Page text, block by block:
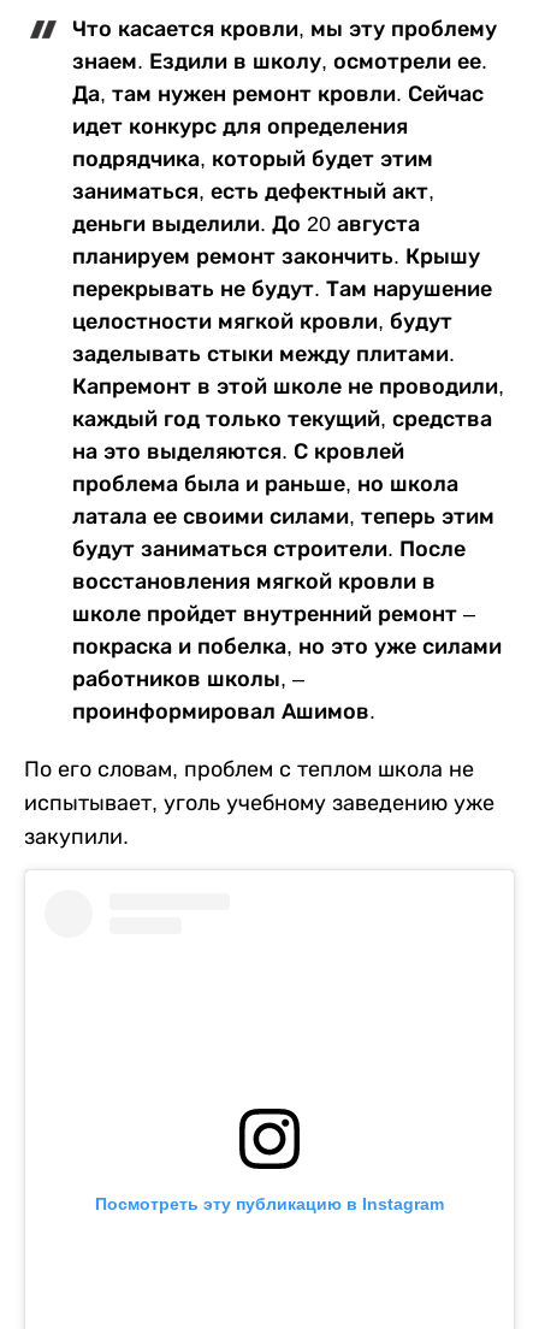
Что касается кровли, мы эту проблему
знаем. Ездили в школу, осмотрели ее.
Да, там нужен ремонт кровли. Сейчас
идет конкурс для определения
подрядчика, который будет этим
заниматься, есть дефектный акт,
деньги выделили. До 20 августа
планируем ремонт закончить. Крышу
перекрывать не будут. Там нарушение
целостности мягкой кровли, будут
заделывать стыки между плитами.
Капремонт в этой школе не проводили,
каждый год только текущий, средства
на это выделяются. С кровлей
проблема была и раньше, но школа
латала ее своими силами, теперь этим
будут заниматься строители. После
восстановления мягкой кровли в
школе пройдет внутренний ремонт –
покраска и побелка, но это уже силами
работников школы, –
проинформировал Ашимов.
По его словам, проблем с теплом школа не
испытывает, уголь учебному заведению уже
закупили.
Посмотреть эту публикацию в Instagram